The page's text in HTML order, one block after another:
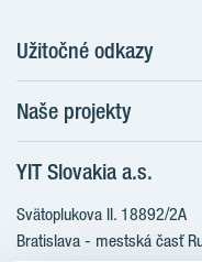
Užitočné odkazy
O nás
Prečo bývať s nami
Udržateľnosť máme v DNA
Starostlivosť o zákazníkov
Financovanie
Naše projekty
Družstevné bývanie
NUPPU
ZWIRN
YIT Slovakia a.s.
Svätoplukova II. 18892/2A
Bratislava - mestská časť